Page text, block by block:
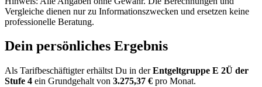
Vergleiche dienen nur zu Informationszwecken und ersetzen keine
professionelle Beratung.
Dein persönliches Ergebnis
Als Tarifbeschäftigter erhältst Du in derEntgeltgruppe E 2Ü der
Stufe 4 ein Grundgehalt von 3.275,37 € pro Monat.